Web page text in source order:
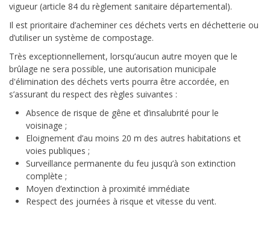
vigueur (article 84 du règlement sanitaire départemental).
Il est prioritaire d’acheminer ces déchets verts en déchetterie ou
d’utiliser un système de compostage.
Très exceptionnellement, lorsqu’aucun autre moyen que le
brûlage ne sera possible, une autorisation municipale
d'élimination des déchets verts pourra être accordée, en
s’assurant du respect des règles suivantes :
Absence de risque de gêne et d’insalubrité pour le
voisinage ;
Eloignement d’au moins 20 m des autres habitations et
voies publiques ;
Surveillance permanente du feu jusqu’à son extinction
complète ;
Moyen d’extinction à proximité immédiate
Respect des journées à risque et vitesse du vent.